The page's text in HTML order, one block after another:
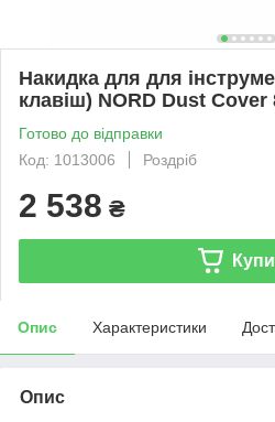
Накидка для для
клавіш) NORD Dust Cover
Готово до відправки
Код: 1013006
Роздріб
2 538 ₴
Опис Характеристики
Опис